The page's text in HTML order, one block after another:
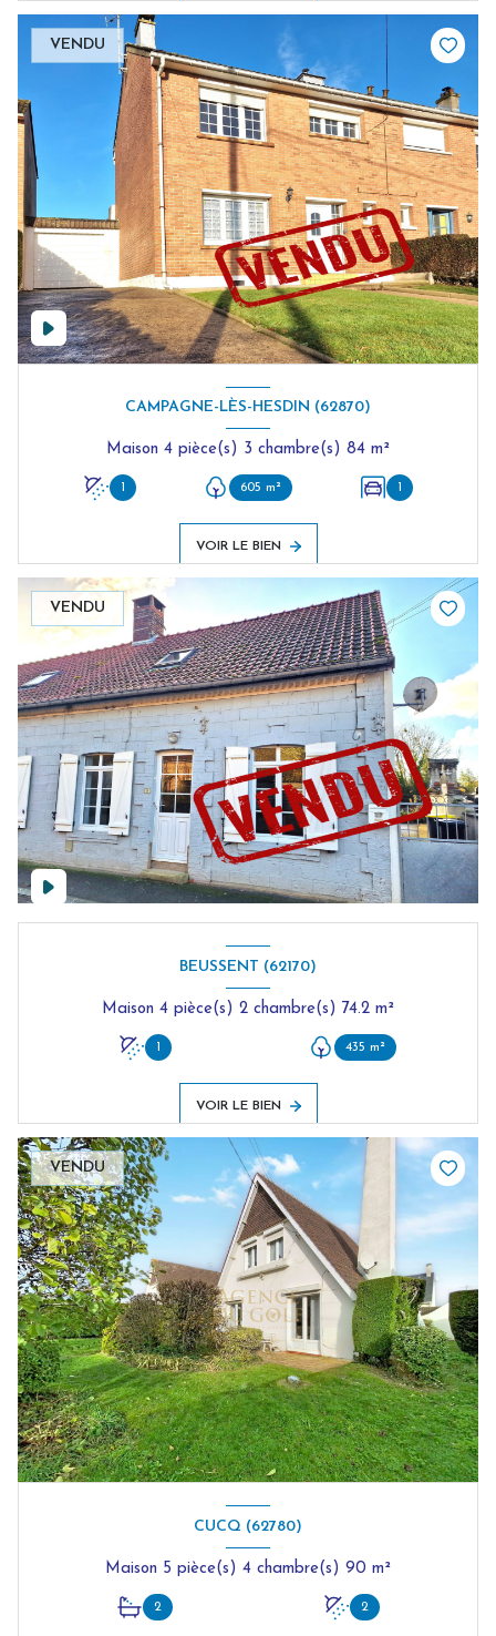
VENDU
CAMPAGNE-LÈS-HESDIN (62870)
Maison 4 pièce(s) 3 chambre(s) 84 m²
1 605 m² 1
VOIR LE BIEN
VENDU
BEUSSENT (62170)
Maison 4 pièce(s) 2 chambre(s) 74.2 m²
1 435 m²
VOIR LE BIEN
VENDU
CUCQ (62780)
Maison 5 pièce(s) 4 chambre(s) 90 m²
2 2